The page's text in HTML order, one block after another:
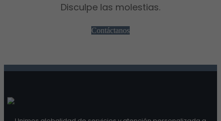
Disculpe las molestias.
Contáctanos